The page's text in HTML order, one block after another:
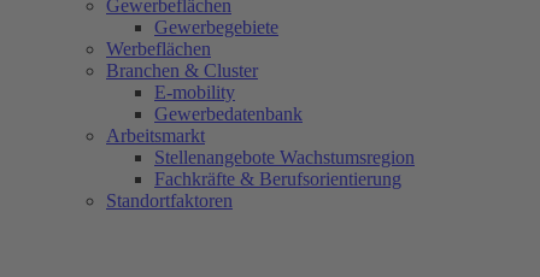
Gewerbeflächen
Gewerbegebiete
Werbeflächen
Branchen & Cluster
E-mobility
Gewerbedatenbank
Arbeitsmarkt
Stellenangebote Wachstumsregion
Fachkräfte & Berufsorientierung
Standortfaktoren